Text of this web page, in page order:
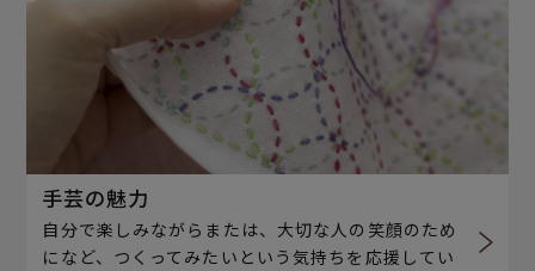
手芸の魅力
自分で楽しみながらまたは、大切な人の笑顔のため
になど、つくってみたいという気持ちを応援してい